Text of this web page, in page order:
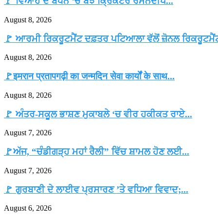
August 8, 2026
🚩 ਆਰਮੀ ਰਿਕਰੂਟਮੈਂਟ ਦਫ਼ਤਰ ਪਟਿਆਲਾ ਵੱਲੋਂ ਜ਼ੋਨਲ
August 8, 2026
🚩इमरान प्रतापगढ़ी का जन्मदिन सेवा कार्यों के साथ...
August 8, 2026
🚩 ਅੰਤਰ-ਸਕੂਲ ਭਾਸ਼ਣ ਮੁਕਾਬਲੇ ‘ਚ ਵੀਰ ਹਕੀਕਤ ਰਾਏ...
August 7, 2026
🚩ਅੱਜ, “ਚੰਡੀਗੜ੍ਹ ਮਹਾਂ ਰੈਲੀ” ਵਿੱਚ ਸ਼ਾਮਲ ਹੋਣ ਲਈ...
August 7, 2026
🚩 ਗੁਰਬਾਣੀ ਦੇ ਲਾਈਵ ਪ੍ਰਸਾਰਣ ’ਤੇ ਵਧਿਆ ਵਿਵਾਦ;...
August 6, 2026